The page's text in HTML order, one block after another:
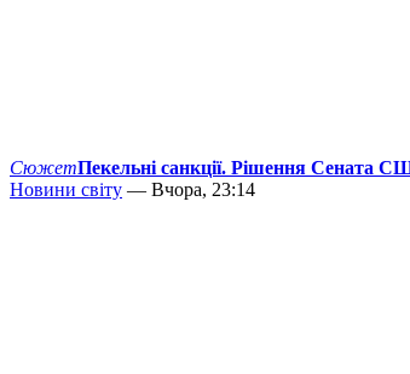
СюжетПекельні санкції. Рішення Сената
Новини світу — Вчора, 23:14